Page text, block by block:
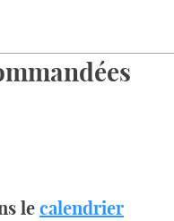
le calendrier